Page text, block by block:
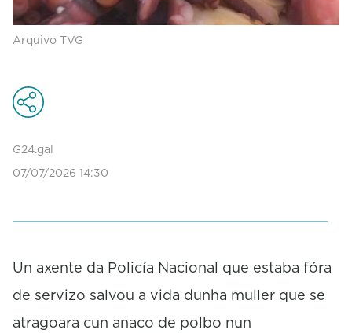
Arquivo TVG
G24.gal
07/07/2026 14:30
Un axente da Policía Nacional que estaba fóra
de servizo salvou a vida dunha muller que se
atragoara cun anaco de polbo nun